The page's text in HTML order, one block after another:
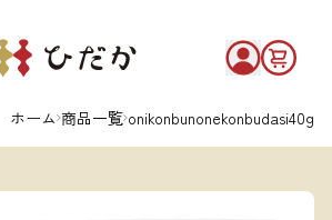
ホーム 商品一覧 onikonbunonekonbudasi40g